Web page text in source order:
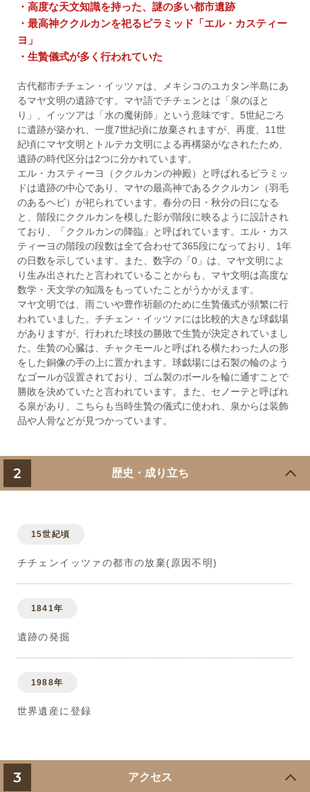
・高度な天文知識を持った、謎の多い都市遺跡
・最高神ククルカンを祀るピラミッド「エル・カスティー
ヨ」
・生贄儀式が多く行われていた
古代都市チチェン・イッツァは、メキシコのユカタン半島にあ
るマヤ文明の遺跡です。マヤ語でチチェンとは「泉のほと
り」、イッツアは「水の魔術師」という意味です。5世紀ごろ
に遺跡が築かれ、一度7世紀頃に放棄されますが、再度、11世
紀頃にマヤ文明とトルテカ文明による再構築がなされたため、
遺跡の時代区分は2つに分かれています。
エル・カスティーヨ（ククルカンの神殿）と呼ばれるピラミッ
ドは遺跡の中心であり、マヤの最高神であるククルカン（羽毛
のあるヘビ）が祀られています。春分の日・秋分の日になる
と、階段にククルカンを模した影が階段に映るように設計され
ており、「ククルカンの降臨」と呼ばれています。エル・カス
ティーヨの階段の段数は全て合わせて365段になっており、1年
の日数を示しています。また、数字の「0」は、マヤ文明によ
り生み出されたと言われていることからも、マヤ文明は高度な
数学・天文学の知識をもっていたことがうかがえます。
マヤ文明では、雨ごいや豊作祈願のために生贄儀式が頻繁に行
われていました。チチェン・イッツァには比較的大きな球戯場
がありますが、行われた球技の勝敗で生贄が決定されていまし
た。生贄の心臓は、チャクモールと呼ばれる横たわった人の形
をした銅像の手の上に置かれます。球戯場には石製の輪のよう
なゴールが設置されており、ゴム製のボールを輪に通すことで
勝敗を決めていたと言われています。また、セノーテと呼ばれ
る泉があり、こちらも当時生贄の儀式に使われ、泉からは装飾
品や人骨などが見つかっています。
2 歴史・成り立ち
15世紀頃
チチェンイッツァの都市の放棄(原因不明)
1841年
遺跡の発掘
1988年
世界遺産に登録
3 アクセス